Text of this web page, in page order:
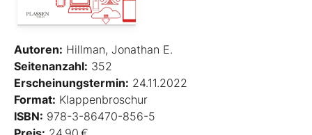
Autoren: Hillman, Jonathan E.
Seitenanzahl: 352
Erscheinungstermin: 24.11.2022
Format: Klappenbroschur
ISBN: 978-3-86470-856-5